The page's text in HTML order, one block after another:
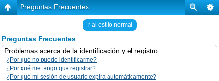
Preguntas Frecuentes
Ir al estilo normal
Preguntas Frecuentes
Problemas acerca de la identificación y el registro
¿Por qué no puedo identificarme?
¿Por qué me tengo que registrar?
¿Por qué mi sesión de usuario expira automáticamente?